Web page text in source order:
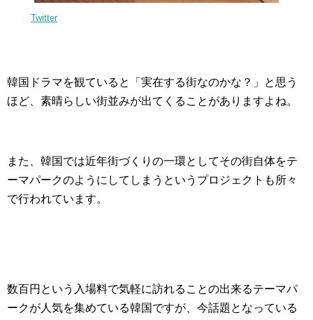
Twitter
韓国ドラマを観ていると「実在する街なのかな？」と思う
ほど、素晴らしい街並みが出てくることがありますよね。
また、韓国では近年街づくりの一環としてその街自体をテ
ーマパークのようにしてしまうというプロジェクトも所々
で行われています。
数百円という入場料で気軽に訪れることの出来るテーマパ
ークが人気を集めている韓国ですが、今話題となっている